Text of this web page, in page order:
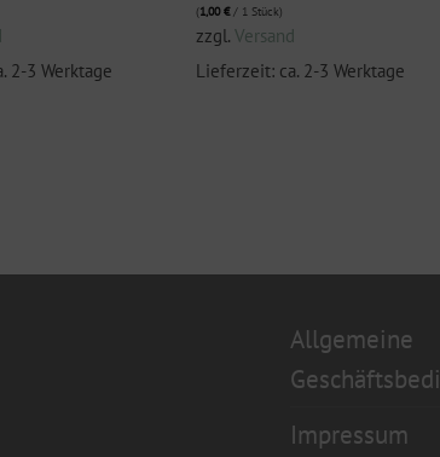
2-3 Werktage
(1,00€/ 1 Stück)
zzgl. Versand
Lieferzeit: ca. 2-3 Werktage
Allgemeine
Impressum